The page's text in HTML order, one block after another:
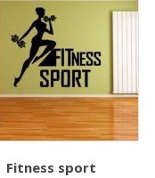
Fitness sport